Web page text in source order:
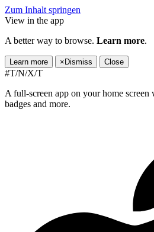
Zum Inhalt springen
View in the app
A better way to browse. Learn more.
Learn more × Dismiss Close
#T/N/X/T
A full-screen app on your home
badges and more.